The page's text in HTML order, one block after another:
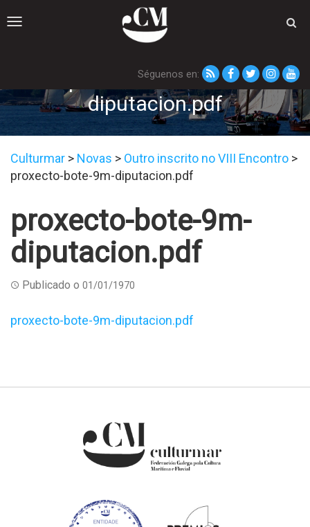
Toggle
Séguenos en:
proxecto-bote-9m-
diputacion.pdf
Culturmar > Novas > Outro inscrito no VIII Encontro >
proxecto-bote-9m-diputacion.pdf
proxecto-bote-9m-
diputacion.pdf
Publicado o 01/01/1970
proxecto-bote-9m-diputacion.pdf